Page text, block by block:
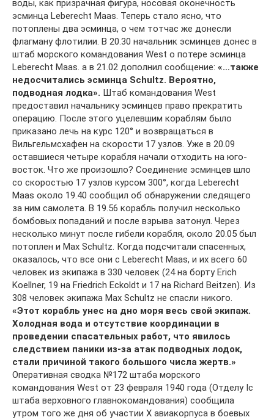
воды, как призрачная фигура, носовая оконечность
эсминца Leberecht Maas. Теперь стало ясно, что
потоплены два эсминца, о чем тотчас же донесли
флагману флотилии. В 20.30 начальник эсминцев донес в
штаб морского командования West о потере эсминца
Leberecht Maas. а в 21.02 дополнил сообщение: «…также
недосчитались эсминца Schultz. Вероятно,
подводная лодка». Штаб командования West
предоставил начальнику эсминцев право прекратить
операцию. После этого уцелевшим кораблям было
приказано лечь на курс 120° и возвращаться в
Вильгельмсхафен на скорости 17 узлов. Уже в 20.09
оставшиеся четыре корабля начали отходить на юго-
восток. Что же произошло? Соединение эсминцев шло
со скоростью 17 узлов курсом 300°, когда Leberecht
Maas около 19.40 сообщил об обнаружении следящего
за ним самолета. В 19.56 корабль получил несколько
бомбовых попаданий и после взрыва затонул. Через
несколько минут после гибели корабля, около 20.05 был
потоплен и Max Schultz. Когда подсчитали спасенных,
оказалось, что все они с Leberecht Maas, и их всего 60
человек из экипажа в 330 человек (24 на борту Erich
Koellner, 19 на Friedrich Eckoldt и 17 на Richard Beitzen). Из
308 человек экипажа Max Schultz не спасли никого.
«Этот корабль унес на дно моря весь свой экипаж.
Холодная вода и отсутствие координации в
проведении спасательных работ, что явилось
следствием паники из-за атак подводных лодок,
стали причиной такого большого числа жертв.»
Оперативная сводка №172 штаба морского
командования West от 23 февраля 1940 года (Отделу Iс
штаба верховного главнокомандования) сообщила
утром того же дня об участии Х авиакорпуса в боевых